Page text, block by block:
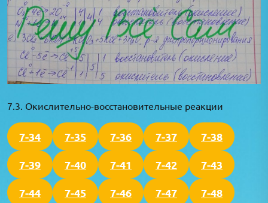
7.3. Окислительно-восстановительные реакции
7-34 7-35 7-36 7-37 7-38
7-39 7-40 7-41 7-42 7-43
7-44 7-45 7-46 7-47 7-48